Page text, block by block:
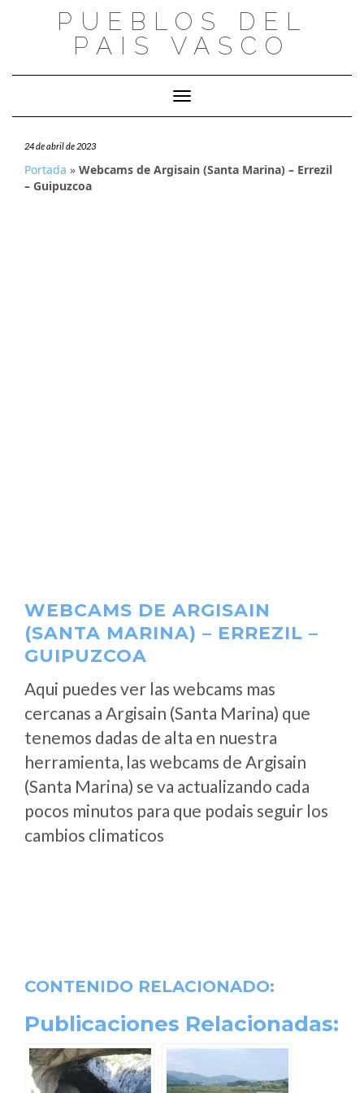
PUEBLOS DEL
PAIS VASCO
Cambiar modo de navegación
24 de abril de 2023
Portada » Webcams de Argisain (Santa Marina) – Errezil
– Guipuzcoa
WEBCAMS DE ARGISAIN
(SANTA MARINA) – ERREZIL –
GUIPUZCOA
Aqui puedes ver las webcams mas
cercanas a Argisain (Santa Marina) que
tenemos dadas de alta en nuestra
herramienta, las webcams de Argisain
(Santa Marina) se va actualizando cada
pocos minutos para que podais seguir los
cambios climaticos
CONTENIDO RELACIONADO:
Publicaciones Relacionadas: